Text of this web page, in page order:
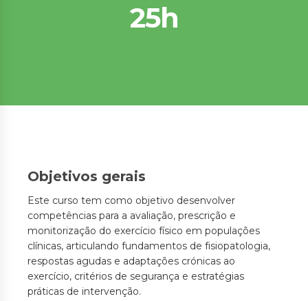
25h
Objetivos gerais
Este curso tem como objetivo desenvolver
competências para a avaliação, prescrição e
monitorização do exercício físico em populações
clínicas, articulando fundamentos de fisiopatologia,
respostas agudas e adaptações crónicas ao
exercício, critérios de segurança e estratégias
práticas de intervenção.